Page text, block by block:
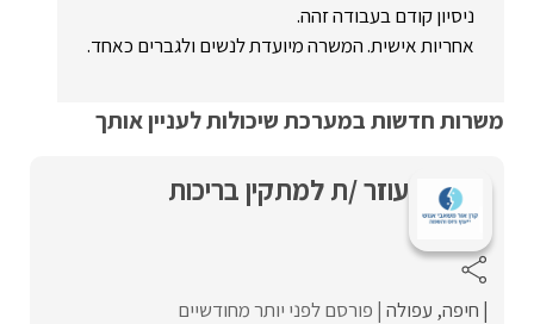
ניסיון קודם בעבודה זהה.
אחריות אישית. המשרה מיועדת לנשים ולגברים כאחד.
משרות חדשות במערכת שיכולות לעניין אותך
עוזר /ת למתקין בריכות
חיפה עפולה פורסם לפני יותר מחודשיים